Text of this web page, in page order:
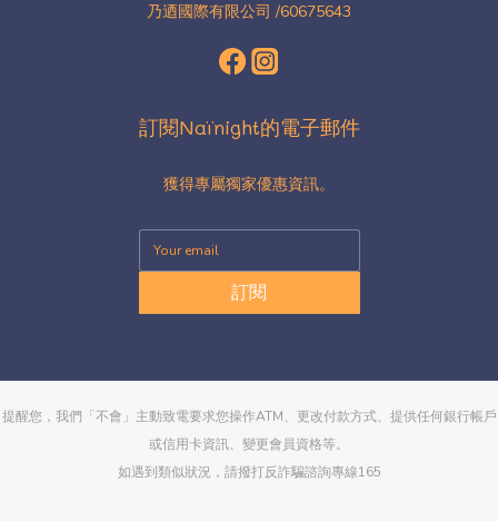
乃迺國際有限公司 /60675643
訂閱Naïnight的電子郵件
獲得專屬獨家優惠資訊。
訂閱
提醒您，我們「不會」主動致電要求您操作ATM、更改付款方式、提供任何銀行帳戶
或信用卡資訊、變更會員資格等。
如遇到類似狀況，請撥打反詐騙諮詢專線165